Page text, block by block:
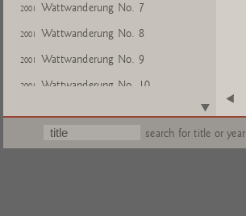
2001 Wattwanderung No. 7
2001 Wattwanderung No. 8
2001 Wattwanderung No. 9
2001 Wattwanderung No. 10
Wattwanderung No. 12search for title or year